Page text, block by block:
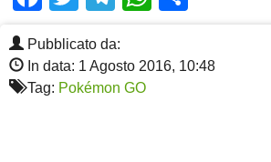
Pubblicato da:
In data: 1 Agosto 2016, 10:48
Tag: Pokémon GO